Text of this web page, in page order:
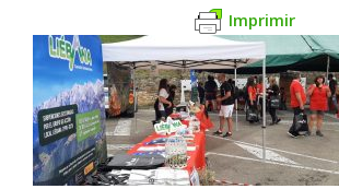
Imprimir